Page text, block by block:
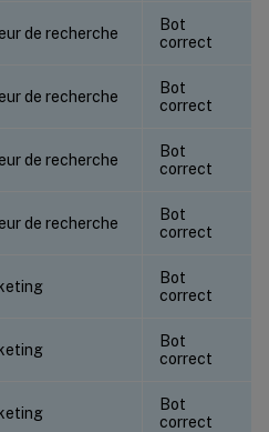
de recherche
Bot
correct
de recherche
Bot
correct
de recherche
Bot
correct
de recherche
Bot
correct
Bot
correct
Bot
correct
Bot
correct